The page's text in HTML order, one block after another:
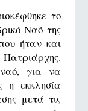
το
Ναό της
ήταν και
για να
η εκκλησία
μετά τις